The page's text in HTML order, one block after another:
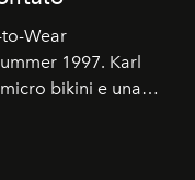
Wear
1997. Karl
bikini e una
Trent'anni dopo,